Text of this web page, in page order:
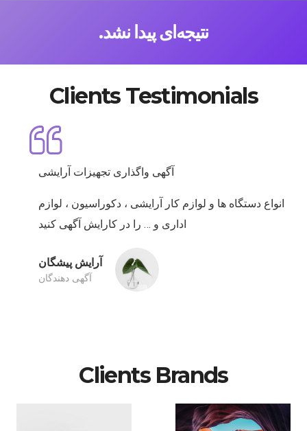
نتیجه‌ای پیدا نشد.
Clients Testimonials
آگهی واگذاری تجهیزات آرایشی
انواع دستگاه ها و لوازم کار آرایشی ، دکوراسیون ، لوازم
اداری و … را در کارایش آگهی کنید
آرایش پیشگان
آگهی دهندگان
Clients Brands